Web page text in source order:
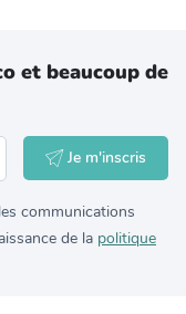
et beaucoup de
Je m'inscris
communications
de la politique